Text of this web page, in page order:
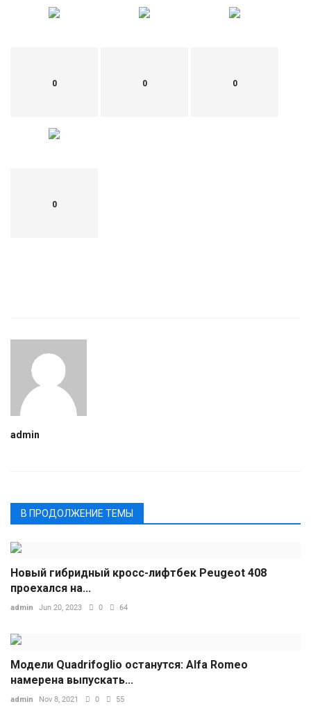
0 0 0
0
admin
В ПРОДОЛЖЕНИЕ ТЕМЫ
Новый гибридный кросс-лифтбек Peugeot 408
проехался на...
admin Jun 20, 2023 0 64
Модели Quadrifoglio останутся: Alfa Romeo
намерена выпускать...
admin Nov 8, 2021 0 55